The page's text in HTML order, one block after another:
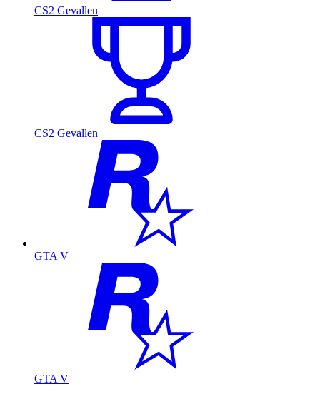
CS2 Gevallen
CS2 Gevallen
GTA V
GTA V